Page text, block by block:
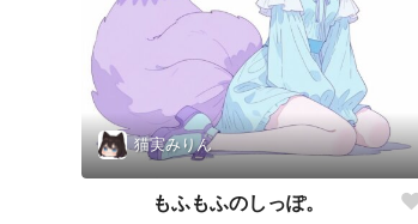
猫実みりん
もふもふのしっぽ。